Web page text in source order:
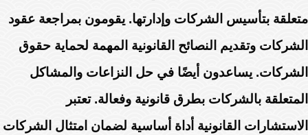
متعلقة بتأسيس الشركات وإدارتها. يقومون بمراجعة عقود
الشركات وتقديم النصائح القانونية المهمة لحماية حقوق
الشركات. يساعدون أيضًا في حل النزاعات والمشاكل
المتعلقة بالشركات بطرق قانونية وفعالة. تعتبر
الاستشارات القانونية أداة أساسية لضمان امتثال الشركات